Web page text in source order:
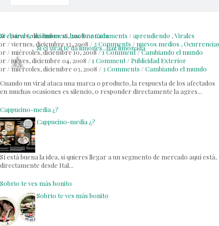
/jueves, diciembre 18, 2008/2 Comments /aprendiendo ,Virales
Si el viral te da limones...haz limonada
Si el viral te da limones...haz limonada
Cuando un viral ataca una marca o producto, la respuesta de los afectados
en muchas ocasiones es silencio, o responder directamente la agres...
/viernes, diciembre 12, 2008 /2 Comments / nuevos medios ,
Cappucino-media ¿?
Cappucino-media ¿?
Sí está buena la idea, si quieres llegar a un segmento de mercado aquí está,
directamente desde Ital...
/ miércoles, diciembre 10, 2008/1 Comment/Cambiando el mundo
Sobrio te ves más bonito
Sobrio te ves más bonito
/jueves, diciembre 04, 2008 /1 Comment/ Publicidad Exterior
/miércoles, diciembre 03, 2008 / 3 Comments /Cambiando el mundo